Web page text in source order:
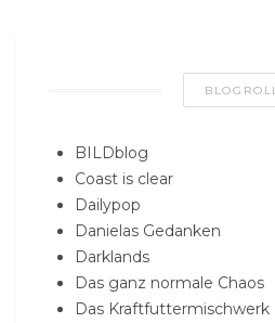
BLOGROLL
BILDblog
Coast is clear
Dailypop
Danielas Gedanken
Darklands
Das ganz normale Chaos
Das Kraftfuttermischwerk